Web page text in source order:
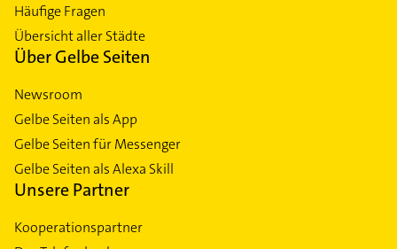
Häufige Fragen
Übersicht aller Städte
Über Gelbe Seiten
Newsroom
Gelbe Seiten als App
Gelbe Seiten für Messenger
Gelbe Seiten als Alexa Skill
Unsere Partner
Kooperationspartner